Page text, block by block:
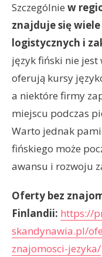
Szczególnie w
znajduje się
logistycznych i
język fiński nie jest
oferują kursy
a niektóre firmy
miejscu podczas
Warto jednak
fińskiego może
awansu i rozwoju
Oferty bez
Finlandii: https://
skandynawia.pl/
znajomosci-jezyka/